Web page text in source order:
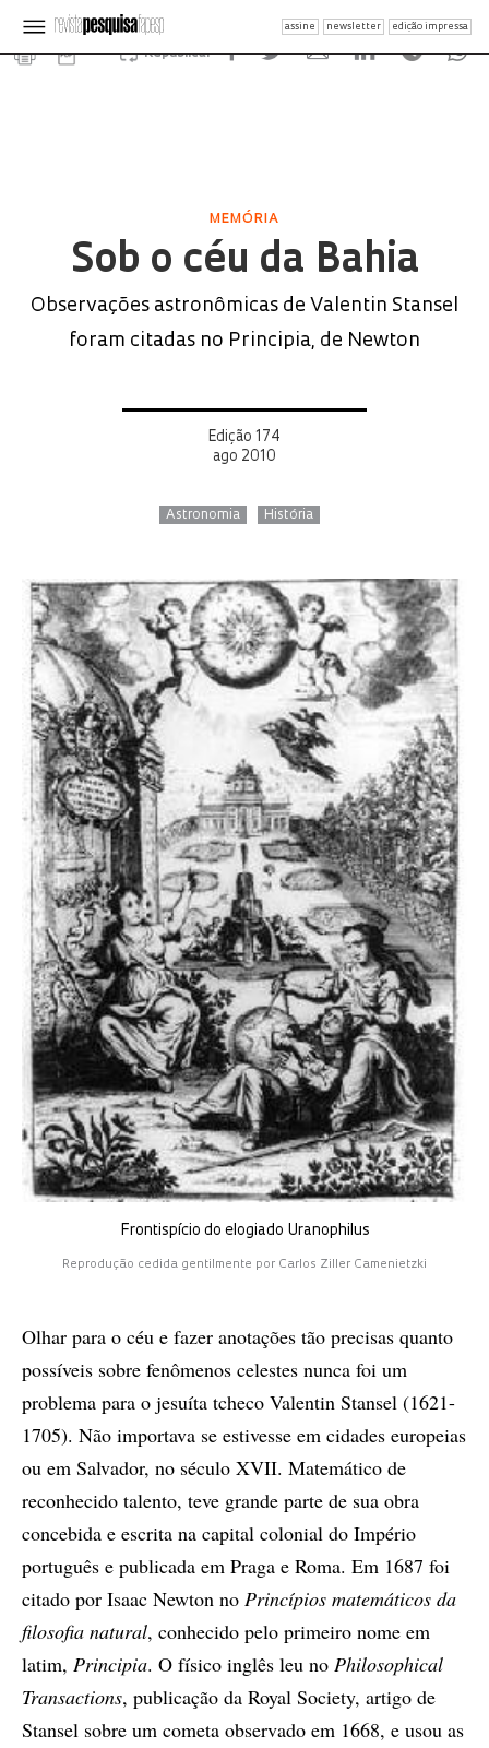
assine newsletter edição impressa
Republicar
MEMÓRIA
Sob o céu da Bahia
Observações astronômicas de Valentin Stansel
foram citadas no Principia, de Newton
Edição 174
ago 2010
Astronomia História
Frontispício do elogiado Uranophilus
Reprodução cedida gentilmente por Carlos Ziller Camenietzki
Olhar para o céu e fazer anotações tão precisas quanto
possíveis sobre fenômenos celestes nunca foi um
problema para o jesuíta tcheco Valentin Stansel (1621-
1705). Não importava se estivesse em cidades europeias
ou em Salvador, no século XVII. Matemático de
reconhecido talento, teve grande parte de sua obra
concebida e escrita na capital colonial do Império
português e publicada em Praga e Roma. Em 1687 foi
citado por Isaac Newton no Princípios matemáticos da
filosofia natural, conhecido pelo primeiro nome em
latim, Principia. O físico inglês leu no Philosophical
Transactions, publicação da Royal Society, artigo de
Stansel sobre um cometa observado em 1668, e usou as